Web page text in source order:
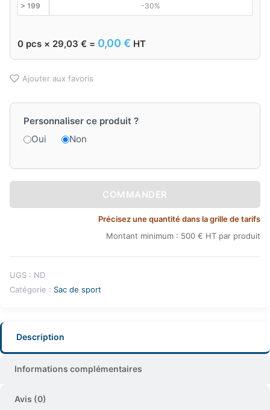
> 199 -30%
0 pcs × 29,03 € = 0,00 € HT
Ajouter aux favoris
Personnaliser ce produit ?
Oui
Non
COMMANDER
Précisez une quantité dans la grille de tarifs
Montant minimum : 500 € HT par produit
UGS : ND
Catégorie : Sac de sport
Description
Informations complémentaires
Avis (0)